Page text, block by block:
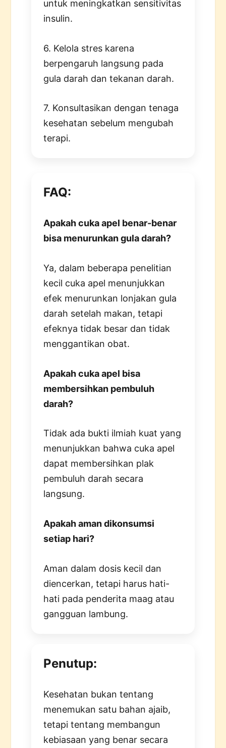
untuk meningkatkan sensitivitas
insulin.
6. Kelola stres karena
berpengaruh langsung pada
gula darah dan tekanan darah.
7. Konsultasikan dengan tenaga
kesehatan sebelum mengubah
terapi.
FAQ:
Apakah cuka apel benar-benar
bisa menurunkan gula darah?
Ya, dalam beberapa penelitian
kecil cuka apel menunjukkan
efek menurunkan lonjakan gula
darah setelah makan, tetapi
efeknya tidak besar dan tidak
menggantikan obat.
Apakah cuka apel bisa
membersihkan pembuluh
darah?
Tidak ada bukti ilmiah kuat yang
menunjukkan bahwa cuka apel
dapat membersihkan plak
pembuluh darah secara
langsung.
Apakah aman dikonsumsi
setiap hari?
Aman dalam dosis kecil dan
diencerkan, tetapi harus hati-
hati pada penderita maag atau
gangguan lambung.
Penutup:
Kesehatan bukan tentang
menemukan satu bahan ajaib,
tetapi tentang membangun
kebiasaan yang benar secara